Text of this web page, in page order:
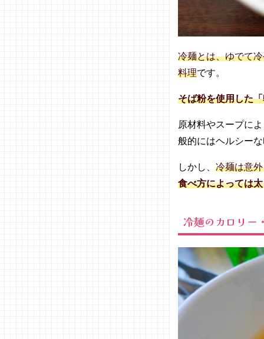
ゃく麺
にする
− 麺の
らす
食べる
や締め
に食べ
04. 冷麺は
意外と太り
は食べ方に
注意しよう
冷麺とは、ゆでて
料理です。
そば粉を使用した
原材料やスープに
般的にはヘルシー
しかし、 冷麺は意
食べ方によっては
冷麺のカロリー